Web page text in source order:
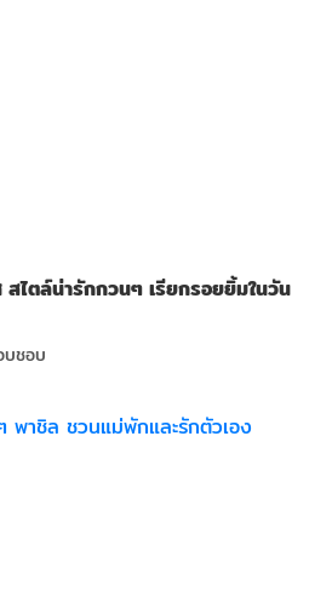
ไตล์น่ารักกวนๆ เรียกรอยยิ้มในวัน
บชอบ